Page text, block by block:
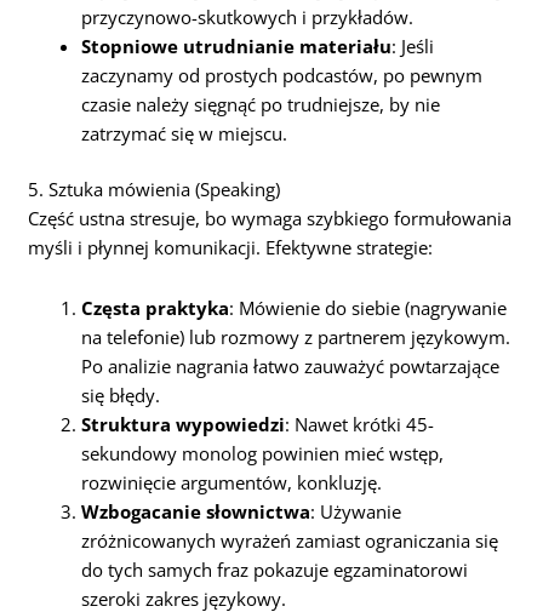
przyczynowo-skutkowych i przykładów.
Stopniowe utrudnianie materiału: Jeśli
zaczynamy od prostych podcastów, po pewnym
czasie należy sięgnąć po trudniejsze, by nie
zatrzymać się w miejscu.
5. Sztuka mówienia (Speaking)
Część ustna stresuje, bo wymaga szybkiego formułowania
myśli i płynnej komunikacji. Efektywne strategie:
Częsta praktyka: Mówienie do siebie (nagrywanie
na telefonie) lub rozmowy z partnerem językowym.
Po analizie nagrania łatwo zauważyć powtarzające
się błędy.
Struktura wypowiedzi: Nawet krótki 45-
sekundowy monolog powinien mieć wstęp,
rozwinięcie argumentów, konkluzję.
Wzbogacanie słownictwa: Używanie
zróżnicowanych wyrażeń zamiast ograniczania się
do tych samych fraz pokazuje egzaminatorowi
szeroki zakres językowy.